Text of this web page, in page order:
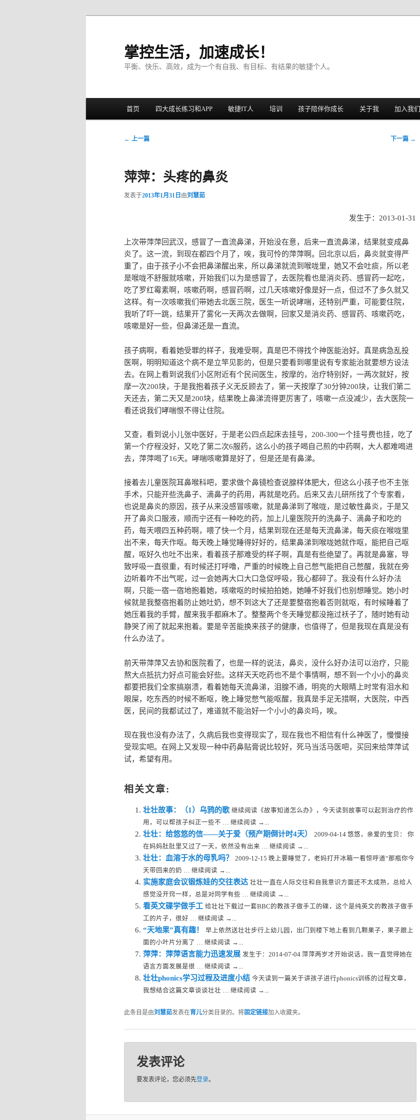
掌控生活，加速成长！
平衡、快乐、高效，成为一个有自我、有目标、有结果的敏捷个人。
跳至主内容区域
跳至副内容区域
首页 四大成长练习和APP 敏捷IT人 培训 孩子陪伴你成长 关于我 加入我们
文章导航
← 上一篇 下一篇 →
萍萍：头疼的鼻炎
发表于2013年1月31日 由刘慧茹
发生于：2013-01-31
上次带萍萍回武汉，感冒了一直流鼻涕，开始没在意，后来一直流鼻涕，结果就变成鼻
炎了。这一流，到现在都四个月了，唉，我可怜的萍萍啊。回北京以后，鼻炎就变得严
重了，由于孩子小不会把鼻涕醒出来，所以鼻涕就流到喉咙里，她又不会吐痰，所以老
是喉咙不舒服就咳嗽，开始我们以为是感冒了，去医院看也是消炎药、感冒药一起吃，
吃了罗红霉素啊，咳嗽药啊，感冒药啊，过几天咳嗽好像是好一点，但过不了多久就又
这样。有一次咳嗽我们带她去北医三院，医生一听说哮喘，还特别严重，可能要住院，
我听了吓一跳，结果开了雾化一天两次去做啊，回家又是消炎药、感冒药、咳嗽药吃，
咳嗽是好一些，但鼻涕还是一直流。
孩子病啊，看着她受罪的样子，我难受啊，真是巴不得找个神医能治好。真是病急乱投
医啊，明明知道这个病不是立竿见影的，但是只要看到哪里说有专家能治就要想方设法
去。在网上看到说我们小区附近有个民间医生，按摩的，治疗特别好，一两次就好，按
摩一次200块，于是我抱着孩子义无反顾去了，第一天按摩了30分钟200块，让我们第二
天还去，第二天又是200块，结果晚上鼻涕流得更厉害了，咳嗽一点没减少，去大医院一
看还说我们哮喘恨不得让住院。
又查，看到说小儿张中医好，于是老公四点起床去挂号，200-300一个挂号费也挂，吃了
第一个疗程没好，又吃了第二次6服药，这么小的孩子喝自己煎的中药啊，大人都难喝进
去，萍萍喝了16天。哮喘咳嗽算是好了，但是还是有鼻涕。
接着去儿童医院耳鼻喉科吧，要求做个鼻镜检查说腺样体肥大，但这么小孩子也不主张
手术，只能开些洗鼻子、滴鼻子的药用，再就是吃药。后来又去儿研所找了个专家看，
也说是鼻炎的原因，孩子从来没感冒咳嗽，就是鼻涕到了喉咙，是过敏性鼻炎，于是又
开了鼻炎口服液，顺而宁还有一种吃的药，加上儿童医院开的洗鼻子、滴鼻子和吃的
药，每天喂四五种药啊，喂了快一个月，结果到现在还是每天流鼻涕，每天痰在喉咙里
出不来，每天作呕。每天晚上睡觉睡得好好的，结果鼻涕到喉咙她就作呕，能把自己呕
醒，呕好久也吐不出来，看着孩子那难受的样子啊，真是有些绝望了。再就是鼻塞，导
致呼吸一直很重，有时候还打呼噜，严重的时候晚上自己憋气能把自己憋醒，我就在旁
边听着咋不出气呢，过一会她再大口大口急促呼吸，我心都碎了。我没有什么好办法
啊，只能一宿一宿地抱着她，咳嗽呕的时候拍拍她，她睡不好我们也别想睡觉。她小时
候就是我整宿抱着防止她吐奶，想不到这大了还是要整宿抱着否则就呕，有时候睡着了
她压着我的手臂，醒来我手都麻木了。整整两个冬天睡觉都没拖过袄子了，随时她有动
静哭了闹了就起来抱着。要是辛苦能换来孩子的健康，也值得了，但是我现在真是没有
什么办法了。
前天带萍萍又去协和医院看了，也是一样的说法，鼻炎，没什么好办法可以治疗，只能
熬大点抵抗力好点可能会好些。这样天天吃药也不是个事情啊，想不到一个小小的鼻炎
都要把我们全家搞崩溃，看着她每天流鼻涕，泪腺不通，明亮的大眼睛上时常有泪水和
眼屎，吃东西的时候不断呕，晚上睡觉憋气能呕醒，我真是手足无措啊，大医院，中西
医，民间的我都试过了，难道就不能治好一个小小的鼻炎吗，唉。
现在我也没有办法了，久病后我也变得现实了，现在我也不相信有什么神医了，慢慢接
受现实吧。在网上又发现一种中药鼻贴膏说比较好，死马当活马医吧，买回来给萍萍试
试，希望有用。
相关文章:
壮壮故事：（1）乌鸦的歌 继续阅读《故事知道怎么办》，今天读到故事可以起到治疗的作
用，可以帮孩子纠正一些不 … 继续阅读 →...
壮壮：给悠悠的信——关于爱（预产期倒计时4天）
2009-04-14 悠悠，亲爱的宝贝： 你
在妈妈肚肚里又过了一天，依然没有出来 … 继续阅读 →...
壮壮：血溶于水的母乳吗？
2009-12-15 晚上要睡觉了，老妈打开冰箱一看惊呼道“那瓶你今
天带回来的奶 … 继续阅读 →...
实施家庭会议锻炼娃的交往表达 壮壮一直在人际交往和自我意识方面还不太成熟，总给人
感觉没开窍一样，总是对同学有些 … 继续阅读 →...
看英文碟学做手工 给壮壮下载过一套BBC的教孩子做手工的碟，这个是纯英文的教孩子做手
工的片子，很好 … 继续阅读 →...
“天地果”真有趣！
早上依然送壮壮步行上幼儿园，出门到楼下地上看到几颗果子，果子跟上
面的小叶片分离了 … 继续阅读 →...
萍萍：萍萍语言能力迅速发展 发生于：2014-07-04 萍萍两岁才开始说话，我一直觉得她在
语言方面发展是很 … 继续阅读 →...
壮壮phonics学习过程及进度小结 今天读到一篇关于讲孩子进行phonics训练的过程文章，
我想结合这篇文章谈谈壮壮 … 继续阅读 →...
此条目是由刘慧茹发表在育儿分类目录的。将固定链接加入收藏夹。
发表评论
要发表评论，您必须先登录。